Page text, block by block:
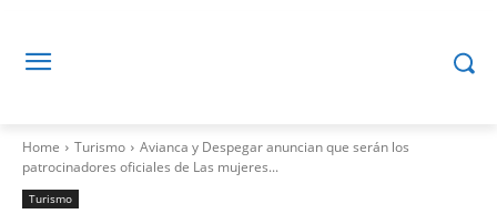
Home Turismo
Avianca y Despegar anuncian que serán los
patrocinadores oficiales de Las mujeres...
Turismo